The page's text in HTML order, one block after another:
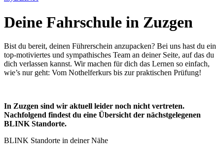
Deine Fahrschule in Zuzgen
Bist du bereit, deinen Führerschein anzupacken? Bei uns hast du ein
top-motiviertes und sympathisches Team an deiner Seite, auf das du
dich verlassen kannst. Wir machen für dich das Lernen so einfach,
wie’s nur geht: Vom Nothelferkurs bis zur praktischen Prüfung!
In Zuzgen sind wir aktuell leider noch nicht vertreten.
Nachfolgend findest du eine Übersicht der nächstgelegenen
BLINK Standorte.
BLINK Standorte in deiner Nähe